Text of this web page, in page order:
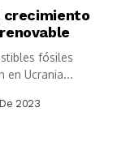
crecimiento
fósiles
en Ucrania...
2023